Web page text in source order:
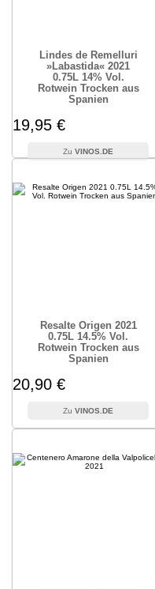
Lindes de Remelluri
»Labastida« 2021
0.75L 14% Vol.
Rotwein Trocken aus
Spanien
19,95 €
VINOS.DE
Resalte Origen 2021
0.75L 14.5% Vol.
Rotwein Trocken aus
Spanien
20,90 €
VINOS.DE